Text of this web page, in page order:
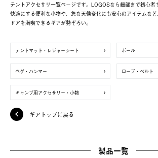
テントアクセサリ一覧ページです。LOGOSなら細部まで初心者
快適にする便利な小物や、急な天候変化にも安心のアイテムな
ドアを満喫できるギアが勢ぞろい。
テントマット・レジャーシート ポール
ペグ・ハンマー ロープ・ベルト
キャンプ用アクセサリー・小物
ギアトップに戻る
製品一覧